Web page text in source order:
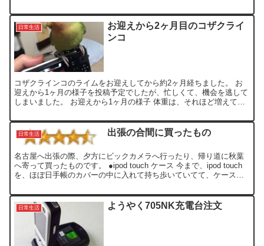
日常生活
お迎えから2ヶ月目のコザクライ
ンコ
コザクラインコのライムをお迎えしてから約2ヶ月経ちました。 お
迎えから1ヶ月の様子を投稿予定でしたが、忙しくて、機会を逃して
しまいました。 お迎えから1ヶ月の様子 体重は、それほど増えてい
日常生活 出張の合間に買ったもの
名古屋へ出張の際、夕方にビックカメラへ行ったり、帰り道に秋葉
へ寄って買ったものです。 ●ipod touch ケース 今まで、ipod touch
を、ほぼ日手帳のカバーの中に入れて持ち歩いていてて、ケースを
日常生活 ようやく705NK充電台注文